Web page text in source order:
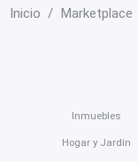
Inicio Marketplace
Inmuebles
Hogar y Jardín